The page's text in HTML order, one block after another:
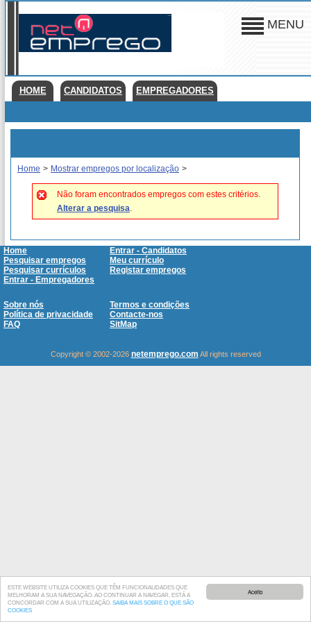
Aceito
ESTE WEBSITE UTILIZA COOKIES QUE TÊM FUNCIONALIDADES QUE
MELHORAM A SUA NAVEGAÇÃO. AO CONTINUAR A NAVEGAR, ESTÁ A
CONCORDAR COM A SUA UTILIZAÇÃO. SAIBA MAIS SOBRE O QUE SÃO
COOKIES
MENU
HOME CANDIDATOS EMPREGADORES
Home > Mostrar empregos por localização >
Não foram encontrados empregos com estes critérios.
Alterar a pesquisa.
Home
Entrar - Candidatos
Pesquisar empregos
Meu currículo
Pesquisar currículos
Registar empregos
Entrar - Empregadores
Sobre nós
Termos e condições
Política de privacidade
Contacte-nos
FAQ
SitMap
Copyright © 2002-2026 netemprego.com All rights reserved